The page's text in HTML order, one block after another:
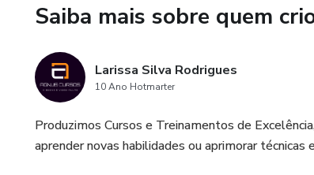
Saiba mais sobre quem
Larissa Silva Rodrigues
10 Ano Hotmarter
Produzimos Cursos e Treinamentos de
aprender novas habilidades ou aprimorar